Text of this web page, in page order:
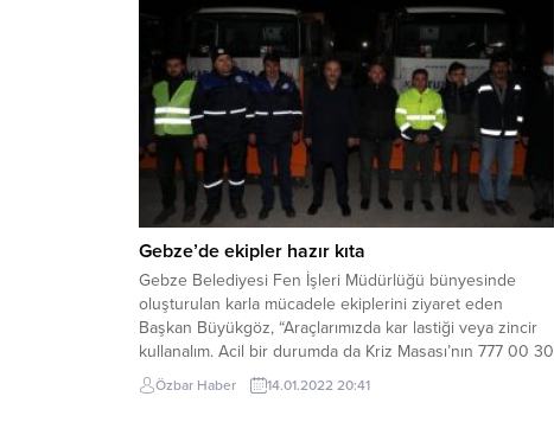
Gebze’de ekipler hazır kıta
Gebze Belediyesi Fen İşleri Müdürlüğü bünyesinde
oluşturulan karla mücadele ekiplerini ziyaret eden
Başkan Büyükgöz, “Araçlarımızda kar lastiği veya zincir
kullanalım. Acil bir durumda da Kriz Masası’nın 777 00 30
numaralı telefonunu arayarak 7/24 yardım talebinde
bulunabilirsiniz” dedi. Gebze’de kar ekipleri hazır kıta
Özbar Haber 14.01.2022 20:41